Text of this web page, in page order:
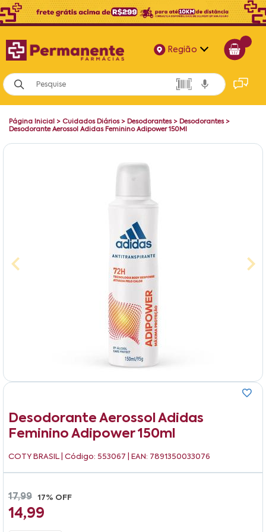
Região
Alagoas
Bahia
Paraíba
Página Inicial > Cuidados Diários> Desodorantes> Desodorantes>
Desodorante Aerossol Adidas Feminino Adipower 150Ml
Desodorante Aerossol Adidas
Feminino Adipower 150ml
COTY BRASIL | Código: 553067 | EAN: 7891350033076
17,99 17% OFF
14,99